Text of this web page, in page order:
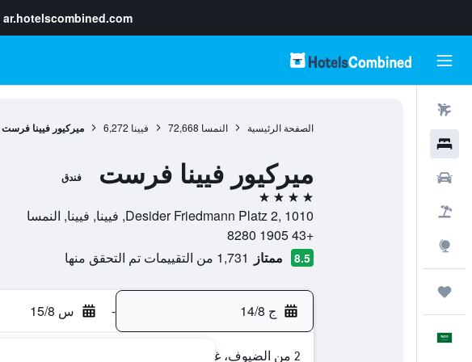
ar.hotelscombined.com
الصفحة الرئيسية النمسا 72,668 فيينا 6,272 ميركيور فيينا فرست
ميركيور فيينا فرست فندق
4 نجوم
Desider Friedmann Platz 2, 1010, فيينا, فيينا, النمسا
+43 1905 8280
8.5 ممتاز 1,731 من التقييمات تم التحقق منها
ج 14/8 - س 15/8
2 من الضيوف، غرفة واحدة